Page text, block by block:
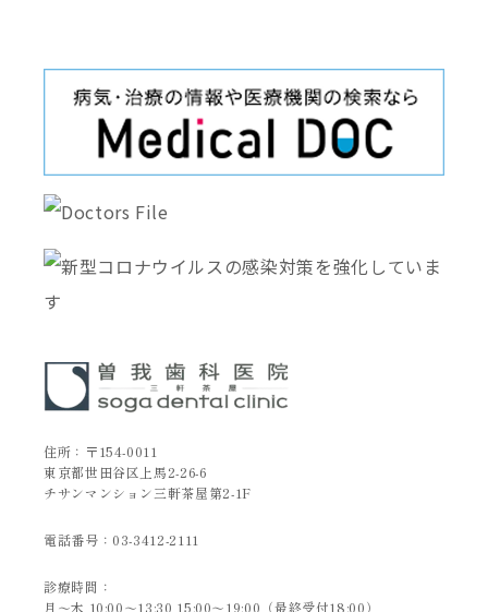
住所：〒154-0011
東京都世田谷区上馬2-26-6
チサンマンション三軒茶屋第2-1F
電話番号： 03-3412-2111
診療時間：
月～木 10:00～13:30 15:00～19:00（最終受付18:00）